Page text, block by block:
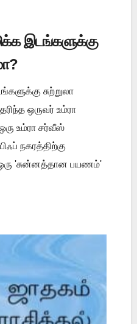
இடங்களுக்கு
சுற்றுலா
ஒருவர் உம்ரா
உம்ரா சர்வீஸ்
நகரத்திற்கு
'சுன்னத்தான பயணம்'